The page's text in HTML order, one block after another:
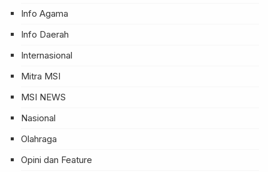
Info Agama
Info Daerah
Internasional
Mitra MSI
MSI NEWS
Nasional
Olahraga
Opini dan Feature